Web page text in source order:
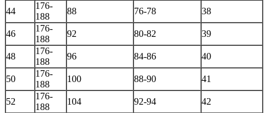
44
176-
188
88 76-78 38
46
176-
188
92 80-82 39
48
176-
188
96 84-86 40
50
176-
188
100 88-90 41
52
176-
188
104 92-94 42